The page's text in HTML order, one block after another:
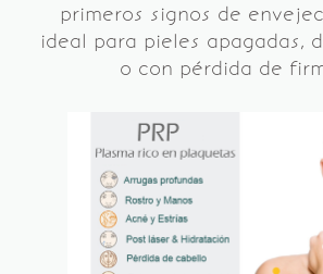
primeros signos de
ideal para pieles apagadas,
o con pérdida de